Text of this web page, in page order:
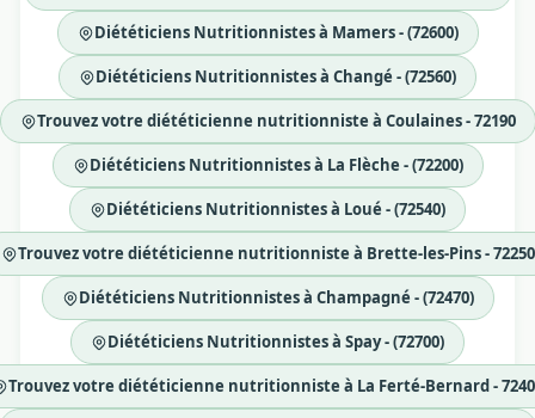
Diététiciens Nutritionnistes à Mamers - (72600)
Diététiciens Nutritionnistes à Changé - (72560)
Trouvez votre diététicienne nutritionniste à Coulaines - 72190
Diététiciens Nutritionnistes à La Flèche - (72200)
Diététiciens Nutritionnistes à Loué - (72540)
Trouvez votre diététicienne nutritionniste à Brette-les-Pins - 72250
Diététiciens Nutritionnistes à Champagné - (72470)
Diététiciens Nutritionnistes à Spay - (72700)
Trouvez votre diététicienne nutritionniste à La Ferté-Bernard -